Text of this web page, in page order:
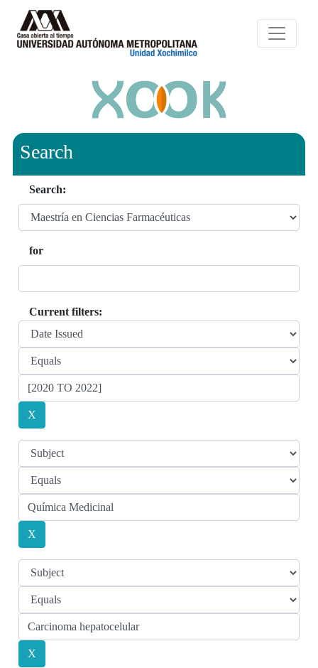
Search
Search:
for
Current filters: